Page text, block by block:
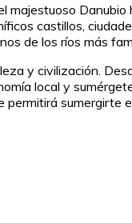
castillos,
de los ríos más
y civilización.
local y
sumergirte